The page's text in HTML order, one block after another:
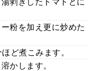
粉を加え更に炒めた
ど煮こみます。
かします。